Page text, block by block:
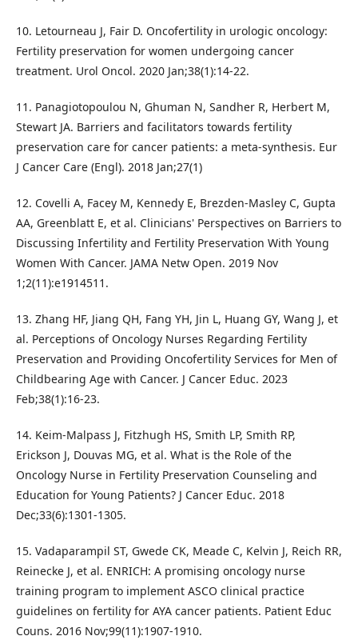
10. Letourneau J, Fair D. Oncofertility in urologic oncology:
Fertility preservation for women undergoing cancer
treatment. Urol Oncol. 2020 Jan;38(1):14-22.
11. Panagiotopoulou N, Ghuman N, Sandher R, Herbert M,
Stewart JA. Barriers and facilitators towards fertility
preservation care for cancer patients: a meta-synthesis. Eur
J Cancer Care (Engl). 2018 Jan;27(1)
12. Covelli A, Facey M, Kennedy E, Brezden-Masley C, Gupta
AA, Greenblatt E, et al. Clinicians' Perspectives on Barriers to
Discussing Infertility and Fertility Preservation With Young
Women With Cancer. JAMA Netw Open. 2019 Nov
1;2(11):e1914511.
13. Zhang HF, Jiang QH, Fang YH, Jin L, Huang GY, Wang J, et
al. Perceptions of Oncology Nurses Regarding Fertility
Preservation and Providing Oncofertility Services for Men of
Childbearing Age with Cancer. J Cancer Educ. 2023
Feb;38(1):16-23.
14. Keim-Malpass J, Fitzhugh HS, Smith LP, Smith RP,
Erickson J, Douvas MG, et al. What is the Role of the
Oncology Nurse in Fertility Preservation Counseling and
Education for Young Patients? J Cancer Educ. 2018
Dec;33(6):1301-1305.
15. Vadaparampil ST, Gwede CK, Meade C, Kelvin J, Reich RR,
Reinecke J, et al. ENRICH: A promising oncology nurse
training program to implement ASCO clinical practice
guidelines on fertility for AYA cancer patients. Patient Educ
Couns. 2016 Nov;99(11):1907-1910.